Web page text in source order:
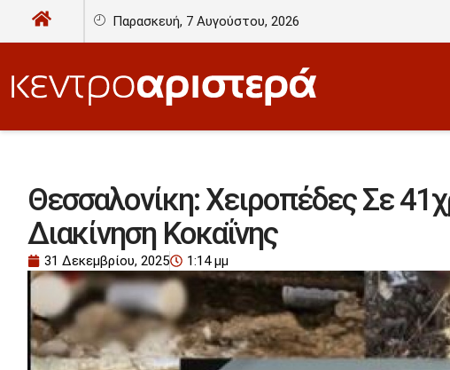
Παρασκευή, 7 Αυγούστου, 2026
Θεσσαλονίκη: Χειροπέδες Σε
Διακίνηση Κοκαΐνης
31 Δεκεμβρίου, 2025 1:14 μμ